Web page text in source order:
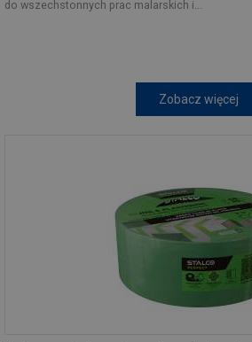
do wszechstonnych prac malarskich i...
Zobacz więcej